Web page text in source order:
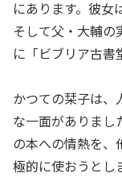
にあります。彼女
そして父・大輔の
に「ビブリア古書
かつての栞子は、
な一面がありまし
の本への情熱を、
極的に使おうとし